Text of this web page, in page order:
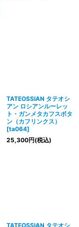
TATEOSSIAN タテオシ
アン ロシアンルーレッ
ト・ガンメタカフスボタ
ン（カフリンクス）
[ta064]
25,300円(税込)
TATEOSSIAN タテオシ